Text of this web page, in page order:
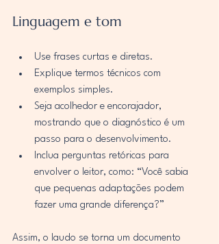
Linguagem e tom
Use frases curtas e diretas.
Explique termos técnicos com
exemplos simples.
Seja acolhedor e encorajador,
mostrando que o diagnóstico é um
passo para o desenvolvimento.
Inclua perguntas retóricas para
envolver o leitor, como: “Você sabia
que pequenas adaptações podem
fazer uma grande diferença?”
Assim, o laudo se torna um documento